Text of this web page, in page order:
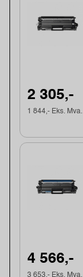
2 305,-
1 844,- Eks. Mva.
4 566,-
3 653,- Eks. Mva.